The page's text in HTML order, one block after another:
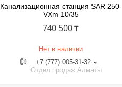
Канализационная станция SAR 250-
VXm 10/35
740 500 ₸
Нет в наличии
+7 (777) 005-31-32
Отдел продаж Алматы